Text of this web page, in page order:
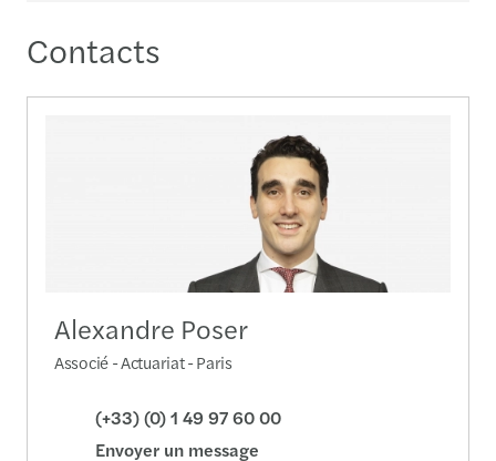
Contacts
Alexandre Poser
Associé - Actuariat - Paris
(+33) (0) 1 49 97 60 00
Envoyer un message